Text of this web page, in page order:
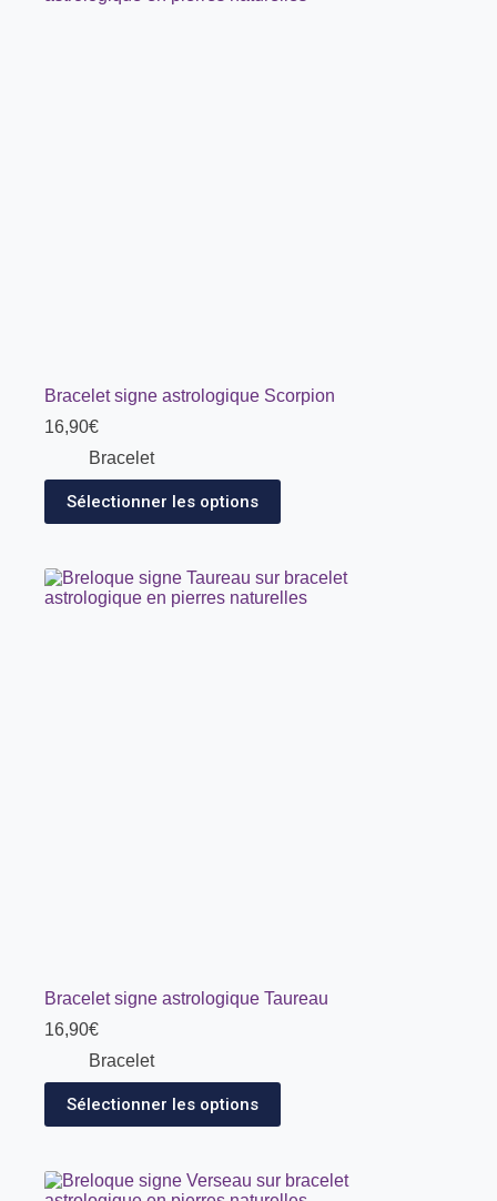
Bracelet signe astrologique Scorpion
16,90€
Bracelet
Sélectionner les options
Bracelet signe astrologique Taureau
16,90€
Bracelet
Sélectionner les options